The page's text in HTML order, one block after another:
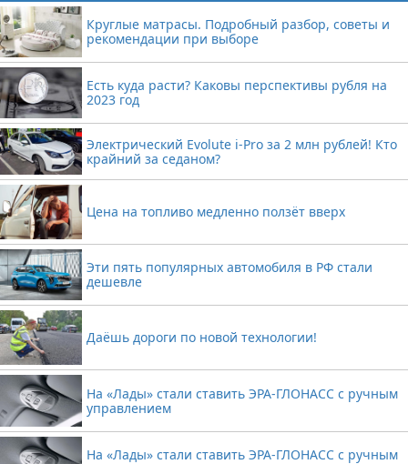
Круглые матрасы. Подробный разбор, советы и
рекомендации при выборе
Есть куда расти? Каковы перспективы рубля на
2023 год
Электрический Evolute i-Pro за 2 млн рублей! Кто
крайний за седаном?
Цена на топливо медленно ползёт вверх
Эти пять популярных автомобиля в РФ стали
дешевле
Даёшь дороги по новой технологии!
На «Лады» стали ставить ЭРА-ГЛОНАСС с ручным
управлением
На «Лады» стали ставить ЭРА-ГЛОНАСС с ручным